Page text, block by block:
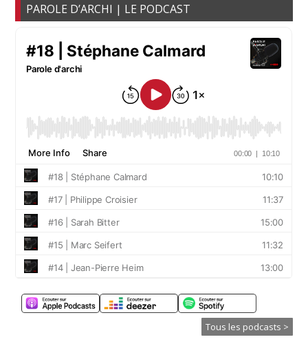
PAROLE D’ARCHI | LE PODCAST
Tous les podcasts >